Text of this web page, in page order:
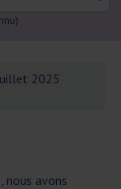
2025
nous avons